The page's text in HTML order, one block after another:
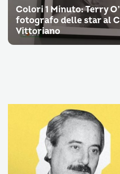
Colori 1 Minuto: Terry
fotografo delle star al
Vittoriano